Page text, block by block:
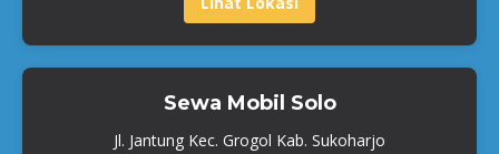
Sewa Mobil Solo
Jl. Jantung Kec. Grogol Kab. Sukoharjo